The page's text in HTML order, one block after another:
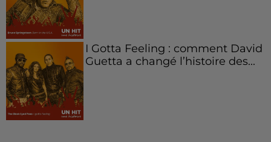
I Gotta Feeling : comment David
Guetta a changé l’histoire des...